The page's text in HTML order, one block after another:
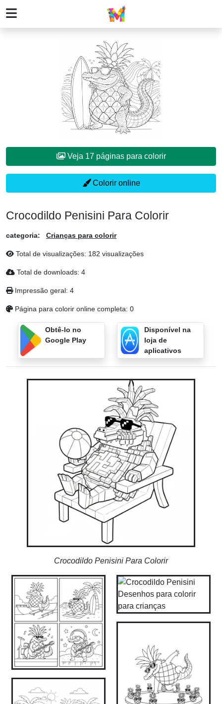
Veja 17 páginas para colorir
Colorir online
Crocodildo Penisini Para Colorir
categoria: Crianças para colorir
Total de visualizações: 182 visualizações
Total de downloads: 4
Impressão geral: 4
Página para colorir online completa: 0
Obtê-lo no
Google Play
Disponível na
loja de
aplicativos
Crocodildo Penisini Para Colorir